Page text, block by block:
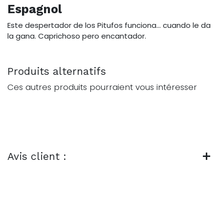
Espagnol
Este despertador de los Pitufos funciona… cuando le da
la gana. Caprichoso pero encantador.
Produits alternatifs
Ces autres produits pourraient vous intéresser
Avis client :